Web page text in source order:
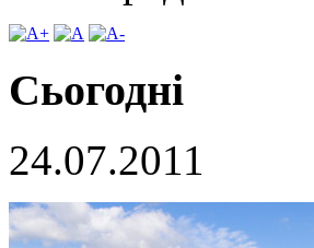
Сьогодні
24.07.2011